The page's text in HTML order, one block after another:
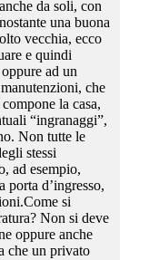
da soli, con
una buona
vecchia, ecco
e quindi
ad un
che
la casa,
“ingranaggi”,
Non tutte le
stessi
ad esempio,
porta d’ingresso,
si
Non si deve
oppure anche
che un privato